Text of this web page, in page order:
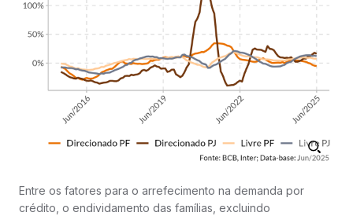
Entre os fatores para o arrefecimento na demanda por
crédito, o endividamento das famílias, excluindo